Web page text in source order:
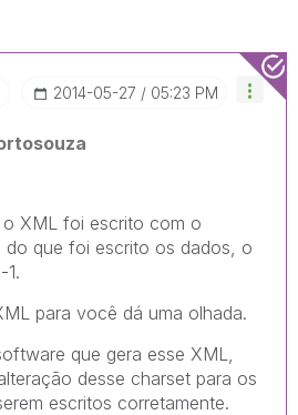
‎2014-05-27 05:23 PM
XML foi escrito com o
do que foi escrito os dados, o
para você dá uma olhada.
que gera esse XML,
desse charset para os
escritos corretamente.